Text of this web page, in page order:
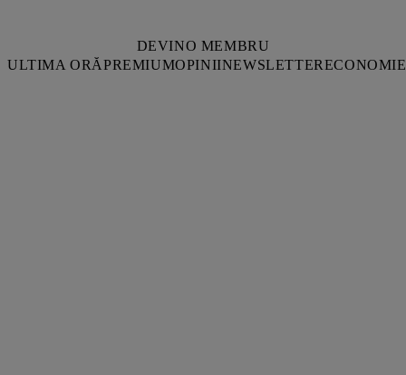
DEVINO MEMBRU
ULTIMA ORĂPREMIUMOPINIINEWSLETTERECONOMIE